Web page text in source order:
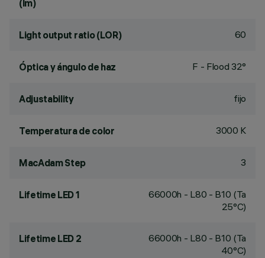
(lm)
Light output ratio (LOR) 60
Óptica y ángulo de haz F - Flood 32°
Adjustability fijo
Temperatura de color 3000 K
MacAdam Step 3
Lifetime LED 1
66000h - L80 - B10 (Ta
25°C)
Lifetime LED 2
66000h - L80 - B10 (Ta
40°C)